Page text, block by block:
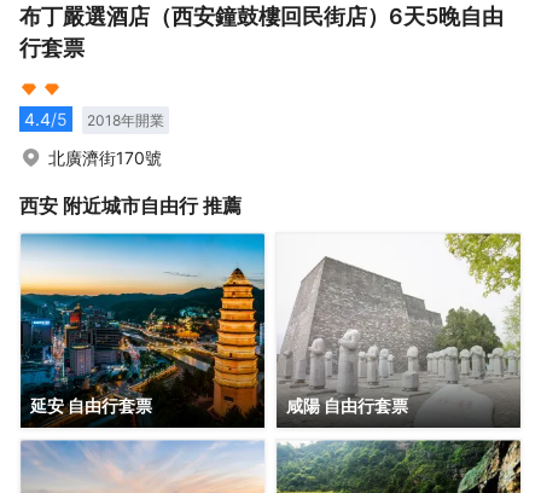
布丁嚴選酒店（西安鐘鼓樓回民街店）6天5晚自由
行套票
4.4/5 2018年開業
北廣濟街170號
西安 附近城市自由行 推薦
延安 自由行套票 咸陽 自由行套票